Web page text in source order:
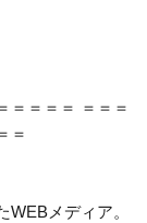
＝＝＝＝ ＝＝＝
＝
WEBメディア。